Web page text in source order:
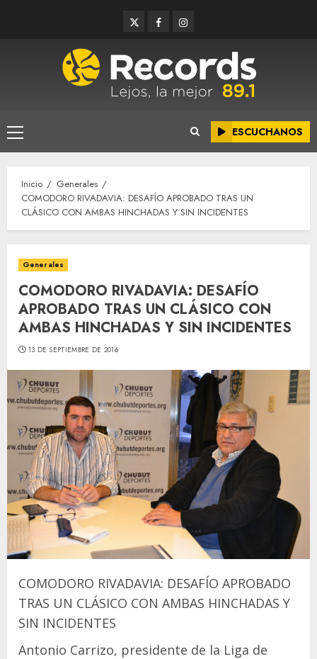
TwitterFacebookInstagram
Menú
principal
ESCUCHANOS
Inicio
Generales
COMODORO RIVADAVIA: DESAFÍO APROBADO TRAS UN
CLÁSICO CON AMBAS HINCHADAS Y SIN INCIDENTES
Generales
COMODORO RIVADAVIA: DESAFÍO
APROBADO TRAS UN CLÁSICO CON
AMBAS HINCHADAS Y SIN INCIDENTES
13 DE SEPTIEMBRE DE 2016
COMODORO RIVADAVIA: DESAFÍO APROBADO
TRAS UN CLÁSICO CON AMBAS HINCHADAS Y
SIN INCIDENTES
Antonio Carrizo, presidente de la Liga de